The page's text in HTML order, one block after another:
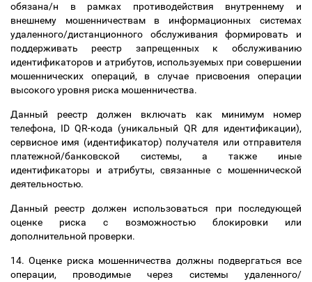
обязана/н в рамках противодействия внутреннему и
внешнему мошенничествам в информационных системах
удаленного/дистанционного обслуживания формировать и
поддерживать реестр запрещенных к обслуживанию
идентификаторов и атрибутов, используемых при совершении
мошеннических операций, в случае присвоения операции
высокого уровня риска мошенничества.
Данный реестр должен включать как минимум номер
телефона, ID QR-кода (уникальный QR для идентификации),
сервисное имя (идентификатор) получателя или отправителя
платежной/банковской системы, а также иные
идентификаторы и атрибуты, связанные с мошеннической
деятельностью.
Данный реестр должен использоваться при последующей
оценке риска с возможностью блокировки или
дополнительной проверки.
14. Оценке риска мошенничества должны подвергаться все
операции, проводимые через системы удаленного/